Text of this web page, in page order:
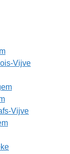
Vijve
Vijve